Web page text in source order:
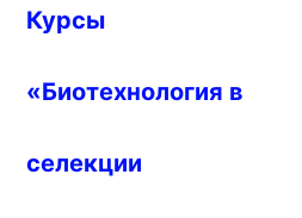
записям
Курсы
«Биотехнология в
селекции